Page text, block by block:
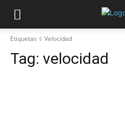
Etiquetas Velocidad
Tag: velocidad